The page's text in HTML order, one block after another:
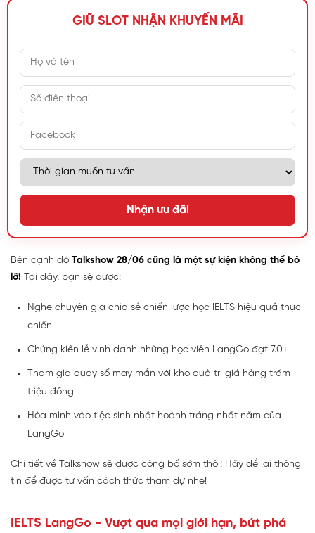
GIỮ SLOT NHẬN KHUYẾN MÃI
Nhận ưu đãi
Bên cạnh đó Talkshow 28/06 cũng là một sự kiện không thể bỏ
lỡ! Tại đây, bạn sẽ được:
Nghe chuyên gia chia sẻ chiến lược học IELTS hiệu quả thực
chiến
Chứng kiến lễ vinh danh những học viên LangGo đạt 7.0+
Tham gia quay số may mắn với kho quà trị giá hàng trăm
triệu đồng
Hòa mình vào tiệc sinh nhật hoành tráng nhất năm của
LangGo
Chi tiết về Talkshow sẽ được công bố sớm thôi! Hãy để lại thông
tin để được tư vấn cách thức tham dự nhé!
IELTS LangGo - Vượt qua mọi giới hạn, bứt phá